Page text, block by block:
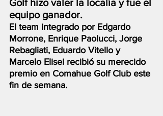
Golf hizo valer la localía y fue el
equipo ganador.
El team integrado por Edgardo
Morrone, Enrique Paolucci, Jorge
Rebagliati, Eduardo Vitello y
Marcelo Elisei recibió su merecido
premio en Comahue Golf Club este
fin de semana.